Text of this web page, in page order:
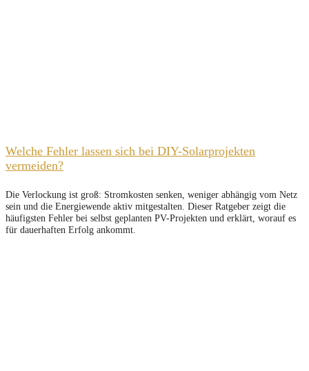
Welche Fehler lassen sich bei DIY-Solarprojekten
vermeiden?
Die Verlockung ist groß: Stromkosten senken, weniger abhängig vom Netz
sein und die Energiewende aktiv mitgestalten. Dieser Ratgeber zeigt die
häufigsten Fehler bei selbst geplanten PV-Projekten und erklärt, worauf es
für dauerhaften Erfolg ankommt.